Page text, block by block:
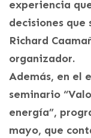
experiencia
decisiones que
Richard
organizador.
Además, en el
seminario
energía”,
mayo, que